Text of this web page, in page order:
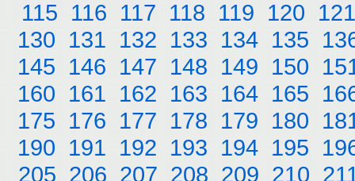
115 116 117 118 119 120 121
130 131 132 133 134 135
145 146 147 148 149 150
160 161 162 163 164 165
175 176 177 178 179 180
190 191 192 193 194 195
205 206 207 208 209 210